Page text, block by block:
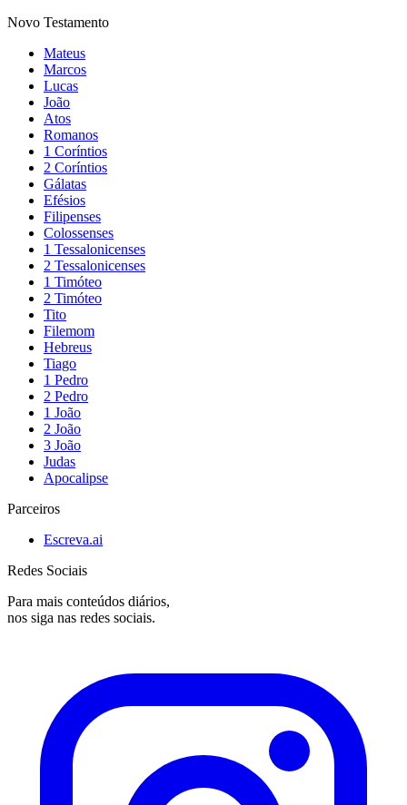
Novo Testamento
Mateus
Marcos
Lucas
João
Atos
Romanos
1 Coríntios
2 Coríntios
Gálatas
Efésios
Filipenses
Colossenses
1 Tessalonicenses
2 Tessalonicenses
1 Timóteo
2 Timóteo
Tito
Filemom
Hebreus
Tiago
1 Pedro
2 Pedro
1 João
2 João
3 João
Judas
Apocalipse
Parceiros
Escreva.ai
Redes Sociais
Para mais conteúdos diários,
nos siga nas redes sociais.